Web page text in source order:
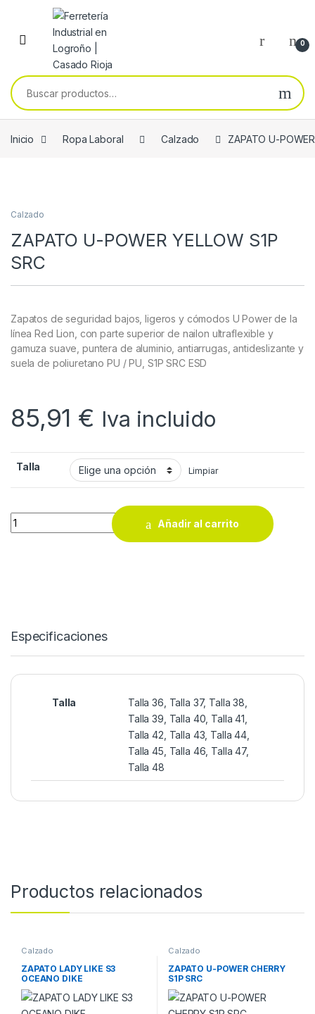
Skip to navigation
Skip to content
0
Buscar por:
Inicio Ropa Laboral Calzado ZAPATO U-
Calzado
ZAPATO U-POWER YELLOW S1P
SRC
Zapatos de seguridad bajos, ligeros y cómodos U Power de la
línea Red Lion, con parte superior de nailon ultraflexible y
gamuza suave, puntera de aluminio, antiarrugas, antideslizante y
suela de poliuretano PU / PU, S1P SRC ESD
85,91 € Iva incluido
Talla Limpiar
ZAPATO U-POWER YELLOW S1P SRC quantity
Añadir al carrito
Especificaciones
Talla
Talla 36, Talla 37, Talla 38,
Talla 39, Talla 40, Talla 41,
Talla 42, Talla 43, Talla 44,
Talla 45, Talla 46, Talla 47,
Talla 48
Productos relacionados
Calzado
ZAPATO LADY LIKE S3
OCEANO DIKE
Calzado
ZAPATO U-POWER CHERRY
S1P SRC